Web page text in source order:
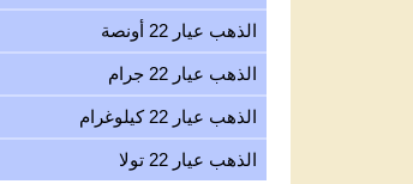
الذهب عيار 22 أونصة
الذهب عيار 22 جرام
الذهب عيار 22 كيلوغرام
الذهب عيار 22 تولا